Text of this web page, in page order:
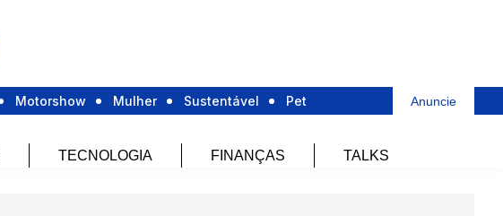
Motorshow Mulher Sustentável Pet Anuncie
TECNOLOGIA FINANÇAS TALKS